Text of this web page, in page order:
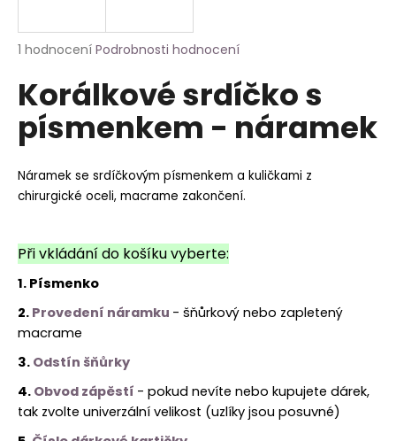
Průměrné
produktu
je
5
hvězdiček.
1 hodnocení Podrobnosti hodnocení
Korálkové srdíčko s
písmenkem - náramek
Náramek se srdíčkovým písmenkem a kuličkami z
chirurgické oceli, macrame zakončení.
Při vkládání do košíku vyberte:
1. Písmenko
2. Provedení náramku - šňůrkový nebo zapletený
macrame
3. Odstín šňůrky
4. Obvod zápěstí - pokud nevíte nebo kupujete dárek,
tak zvolte univerzální velikost (uzlíky jsou posuvné)
j
t
?
HLEDAT